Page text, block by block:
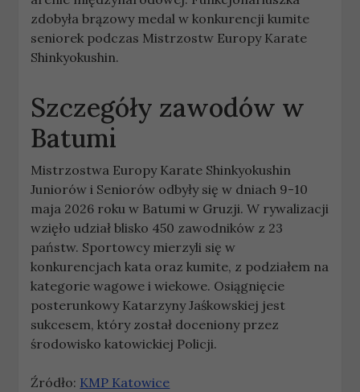
zdobyła brązowy medal w konkurencji kumite
seniorek podczas Mistrzostw Europy Karate
Shinkyokushin.
Szczegóły zawodów w
Batumi
Mistrzostwa Europy Karate Shinkyokushin
Juniorów i Seniorów odbyły się w dniach 9-10
maja 2026 roku w Batumi w Gruzji. W rywalizacji
wzięło udział blisko 450 zawodników z 23
państw. Sportowcy mierzyli się w
konkurencjach kata oraz kumite, z podziałem na
kategorie wagowe i wiekowe. Osiągnięcie
posterunkowy Katarzyny Jaśkowskiej jest
sukcesem, który został doceniony przez
środowisko katowickiej Policji.
Źródło: KMP Katowice